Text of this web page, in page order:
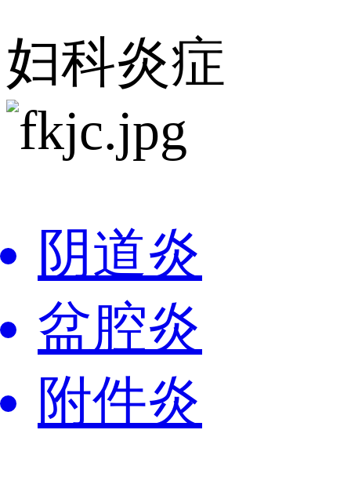
妇科炎症
阴道炎
盆腔炎
附件炎